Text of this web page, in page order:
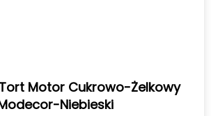
Motor Cukrowo-Żelkowy
Niebieski